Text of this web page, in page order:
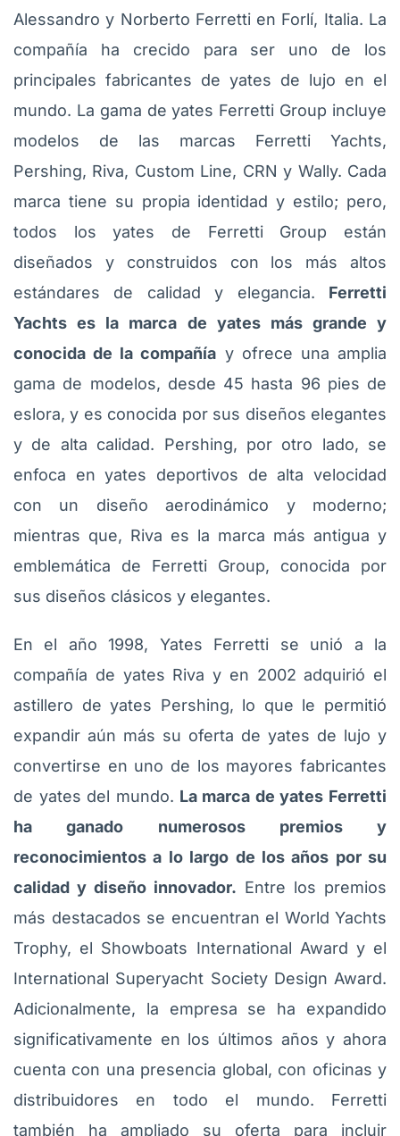
Alessandro y Norberto Ferretti en Forlí, Italia. La
compañía ha crecido para ser uno de los
principales fabricantes de yates de lujo en el
mundo. La gama de yates Ferretti Group incluye
modelos de las marcas Ferretti Yachts,
Pershing, Riva, Custom Line, CRN y Wally. Cada
marca tiene su propia identidad y estilo; pero,
todos los yates de Ferretti Group están
diseñados y construidos con los más altos
estándares de calidad y elegancia. Ferretti
Yachts es la marca de yates más grande y
conocida de la compañía y ofrece una amplia
gama de modelos, desde 45 hasta 96 pies de
eslora, y es conocida por sus diseños elegantes
y de alta calidad. Pershing, por otro lado, se
enfoca en yates deportivos de alta velocidad
con un diseño aerodinámico y moderno;
mientras que, Riva es la marca más antigua y
emblemática de Ferretti Group, conocida por
sus diseños clásicos y elegantes.
En el año 1998, Yates Ferretti se unió a la
compañía de yates Riva y en 2002 adquirió el
astillero de yates Pershing, lo que le permitió
expandir aún más su oferta de yates de lujo y
convertirse en uno de los mayores fabricantes
de yates del mundo. La marca de yates Ferretti
ha ganado numerosos premios y
reconocimientos a lo largo de los años por su
calidad y diseño innovador. Entre los premios
más destacados se encuentran el World Yachts
Trophy, el Showboats International Award y el
International Superyacht Society Design Award.
Adicionalmente, la empresa se ha expandido
significativamente en los últimos años y ahora
cuenta con una presencia global, con oficinas y
distribuidores en todo el mundo. Ferretti
también ha ampliado su oferta para incluir